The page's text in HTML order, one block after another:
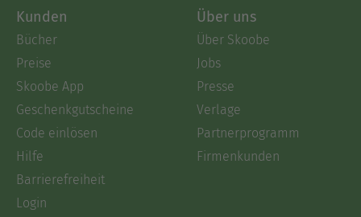
Kunden
Bücher
Preise
Skoobe App
Geschenkgutscheine
Code einlösen
Hilfe
Barrierefreiheit
Login
Über uns
Über Skoobe
Jobs
Presse
Verlage
Partnerprogramm
Firmenkunden